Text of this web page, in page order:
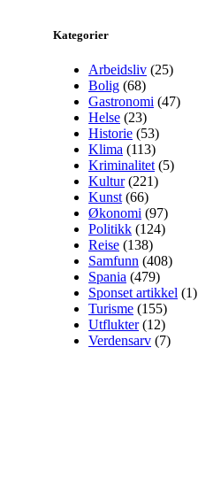
Kategorier
Arbeidsliv (25)
Bolig (68)
Gastronomi (47)
Helse (23)
Historie (53)
Klima (113)
Kriminalitet (5)
Kultur(221)
Kunst (66)
Økonomi (97)
Politikk (124)
Reise (138)
Samfunn (408)
Spania (479)
Sponset artikkel (1)
Turisme (155)
Utflukter(12)
Verdensarv (7)